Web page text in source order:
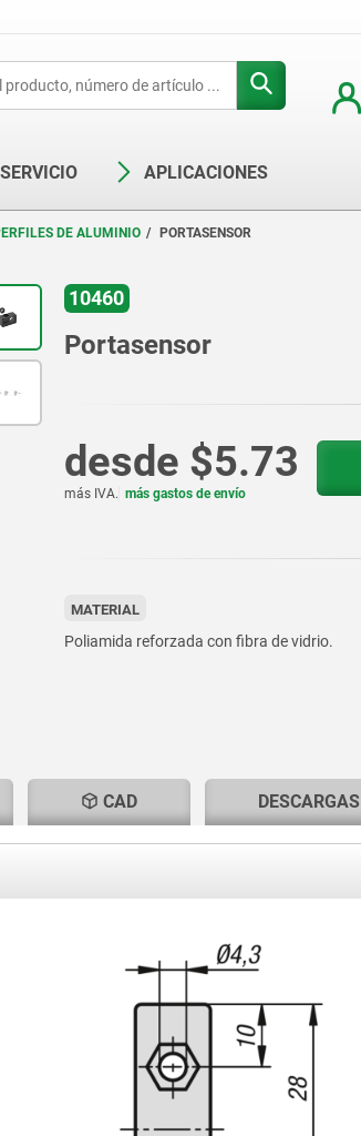
SERVICIO APLICACIONES
DE ALUMINIO PORTASENSOR
10460
Portasensor
desde $5.73
más IVA. más gastos de envío
MATERIAL
Poliamida reforzada con fibra de vidrio.
CAD DESCARGAS